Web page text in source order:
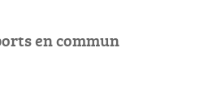
en commun